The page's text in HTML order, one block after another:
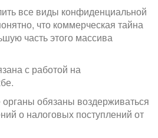
все виды конфиденциальной
что коммерческая тайна
часть этого массива
с работой на
обязаны воздерживаться
о налоговых поступлений от